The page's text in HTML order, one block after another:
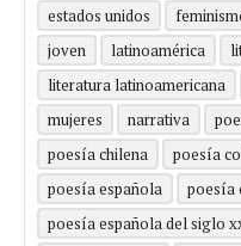
estados unidos
joven
latinoamérica
literatura latinoamericana
mujeres
narrativa
poesía chilena
poesía
poesía española
poesía
poesía española del siglo